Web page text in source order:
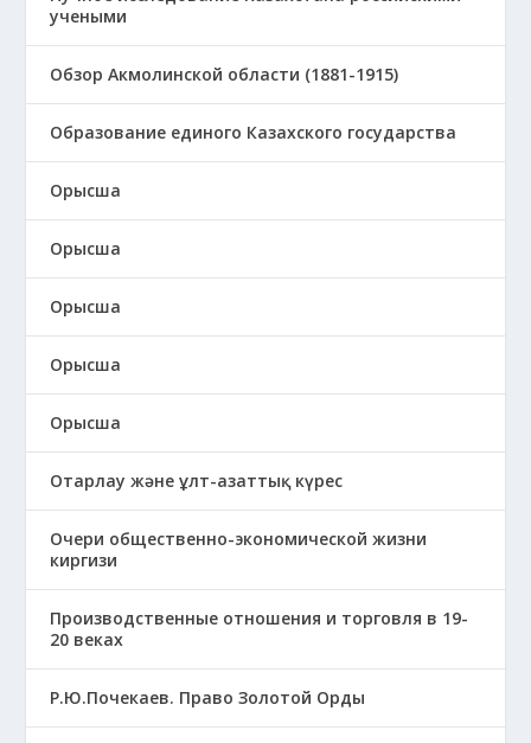
учеными
Обзор Акмолинской области (1881-1915)
Образование единого Казахского государства
Орысша
Орысша
Орысша
Орысша
Орысша
Отарлау және ұлт-азаттық күрес
Очери общественно-экономической жизни
киргизи
Производственные отношения и торговля в 19-
20 веках
Р.Ю.Почекаев. Право Золотой Орды